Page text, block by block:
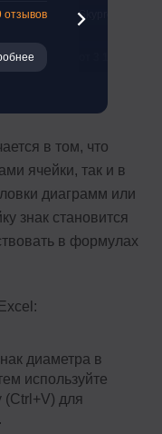
«Символ».
в списке.
в том, что
ячейки, так и в
диаграмм или
знак становится
в формулах
диаметра в
используйте
(Ctrl+V) для
отзывов Skypro